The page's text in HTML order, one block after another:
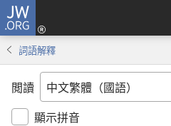
JW.ORG
詞語解釋
閲讀
顯示拼音